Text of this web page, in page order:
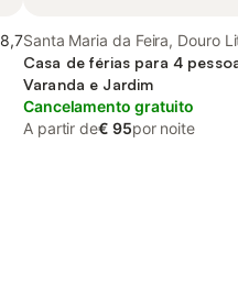
8,7Santa Maria da Feira, Douro
Casa de férias para 4
Varanda e Jardim
Cancelamento gratuito
A partir de€ 95por noite